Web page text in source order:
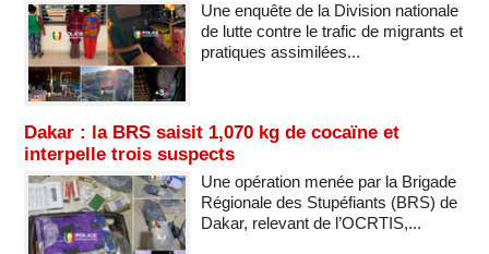
Une enquête de la Division nationale
de lutte contre le trafic de migrants et
pratiques assimilées...
Dakar : la BRS saisit 1,070 kg de cocaïne et
interpelle trois suspects
Une opération menée par la Brigade
Régionale des Stupéfiants (BRS) de
Dakar, relevant de l’OCRTIS,...